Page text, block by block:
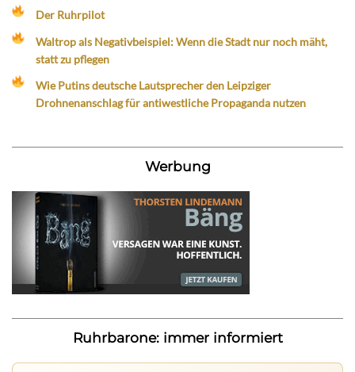
Der Ruhrpilot
Waltrop als Negativbeispiel: Wenn die Stadt nur noch mäht,
statt zu pflegen
Wie Putins deutsche Lautsprecher den Leipziger
Drohnenanschlag für antiwestliche Propaganda nutzen
Werbung
Ruhrbarone: immer informiert